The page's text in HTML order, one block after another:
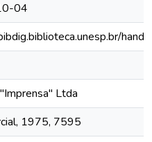
04
Ltda
1975, 7595